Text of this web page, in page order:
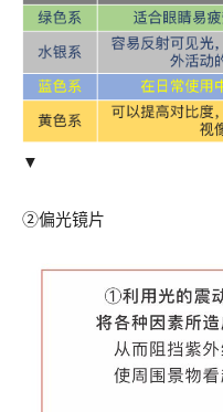
▼
②偏光镜片